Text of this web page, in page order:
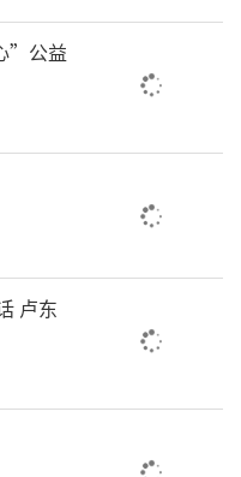
水平和服务质
活环境。
、黄色的蒲公英
红、美不胜收。
坪斑秃退化严重
木986株，铺设草
植地被花卉6万
盖率达到95%以
树木花卉230余
”公益
卢东